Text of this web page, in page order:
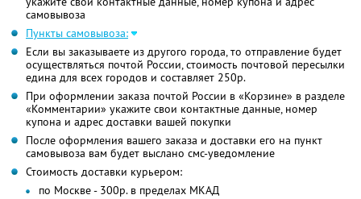
самовывоза
Пункты самовывоза:
Если вы заказываете из другого города, то отправление будет
осуществляться почтой России, стоимость почтовой пересылки
едина для всех городов и составляет 250р.
При оформлении заказа почтой России в «Корзине» в разделе
«Комментарии» укажите свои контактные данные, номер
купона и адрес доставки вашей покупки
После оформления вашего заказа и доставки его на пункт
самовывоза вам будет выслано смс-уведомление
Стоимость доставки курьером:
по Москве - 300р. в пределах МКАД